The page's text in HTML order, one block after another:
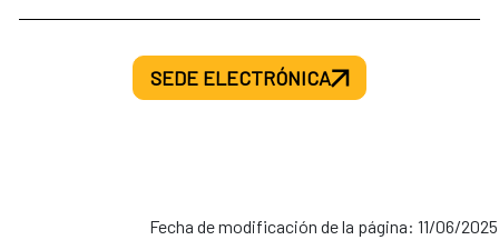
SEDE ELECTRÓNICA
Fecha de modificación de la página: 11/06/2025